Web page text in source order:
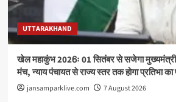
UTTARAKHAND
खेल महाकुंभ 2026ः 01 सितंबर से सजेगा मुख्यमंत्री
मंच, न्याय पंचायत से राज्य स्तर तक होगा प्रतिभा का
jansamparklive.com 7 August 2026